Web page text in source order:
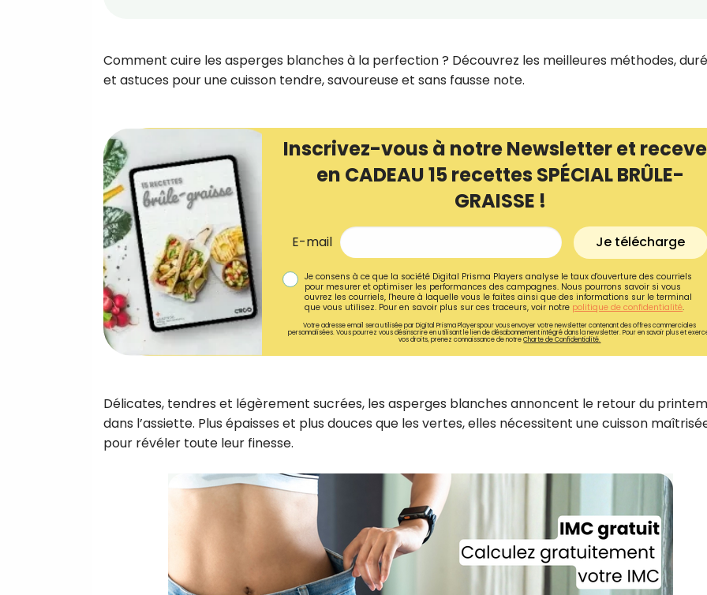
Comment cuire les asperges blanches à la perfection ? Découvrez les meilleures méthodes,
et astuces pour une cuisson tendre, savoureuse et sans fausse note.
Inscrivez-vous à notre Newsletter et
en CADEAU 15 recettes SPÉCIAL BRÛLE-
GRAISSE !
E-mail Je télécharge
Je consens à ce que la société Digital Prisma Players analyse le taux d'ouverture des courriels
pour mesurer et optimiser les performances des campagnes. Nous pourrons savoir si vous
ouvrez les courriels, l'heure à laquelle vous le faites ainsi que des informations sur le terminal
que vous utilisez. Pour en savoir plus sur ces traceurs, voir notre politique de confidentialité.
Votre adresse email sera utilisée par Digital Prisma Playerspour vous envoyer votre newsletter contenant des offres commerciales
personnalisées. Vous pourrez vous désinscrire en utilisant le lien de désabonnement intégré dans la newsletter. Pour en savoir plus et
vos droits, prenez connaissance de notreCharte de Confidentialité.
Délicates, tendres et légèrement sucrées, les asperges blanches annoncent le retour du
dans l’assiette. Plus épaisses et plus douces que les vertes, elles nécessitent une cuisson
pour révéler toute leur finesse.
Recevez
recettes inédites de
!
Ainsi que la newsletter